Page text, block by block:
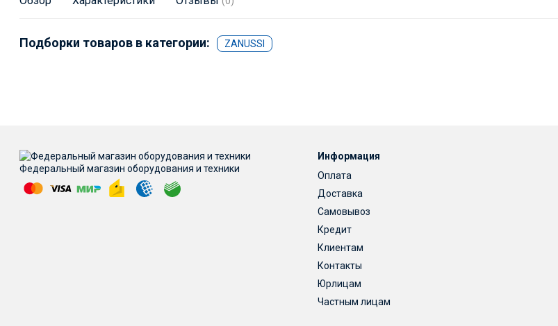
Подборки товаров в категории: ZANUSSI
Федеральный магазин оборудования и техники
Информация
Оплата
Доставка
Самовывоз
Кредит
Клиентам
Контакты
Юрлицам
Частным лицам